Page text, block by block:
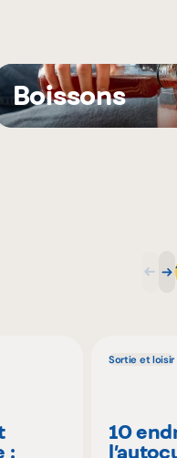
Boissons
:
Sortie et loisir
10